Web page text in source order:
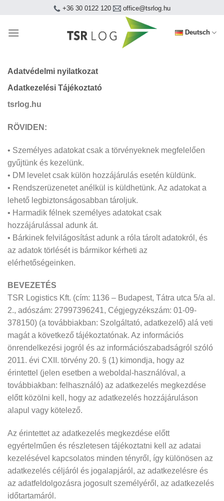
content
+36 30 0122 120 office@tsrlog.hu
Deutsch
Adatvédelmi nyilatkozat
Adatkezelési Tájékoztató
tsrlog.hu
RÖVIDEN:
• Személyes adatokat csak a törvényeknek megfelelően
gyűjtünk és kezelünk.
• DM levelet csak külön hozzájárulás esetén küldünk.
• Rendszerüzenetet anélkül is küldhetünk. Az adatokat a
lehető legbiztonságosabban tároljuk.
• Harmadik félnek személyes adatokat csak
hozzájárulással adunk át.
• Bárkinek felvilágosítást adunk a róla tárolt adatokról, és
az adatok törlését is bármikor kérheti az
elérhetőségeinken.
BEVEZETÉS
TSR Logistics Kft. (cím: 1136 – Budapest, Tátra utca 5/a al.
2., adószám: 27997396241, Cégjegyzékszám: 01-09-
378150) (a továbbiakban: Szolgáltató, adatkezelő) alá veti
magát a következő tájékoztatónak. Az információs
önrendelkezési jogról és az információszabadságról szóló
2011. évi CXII. törvény 20. § (1) kimondja, hogy az
érintettel (jelen esetben a weboldal-használóval, a
továbbiakban: felhasználó) az adatkezelés megkezdése
előtt közölni kell, hogy az adatkezelés hozzájáruláson
alapul vagy kötelező.
Az érintettet az adatkezelés megkezdése előtt
egyértelműen és részletesen tájékoztatni kell az adatai
kezelésével kapcsolatos minden tényről, így különösen az
adatkezelés céljáról és jogalapjáról, az adatkezelésre és
az adatfeldolgozásra jogosult személyéről, az adatkezelés
időtartamáról.